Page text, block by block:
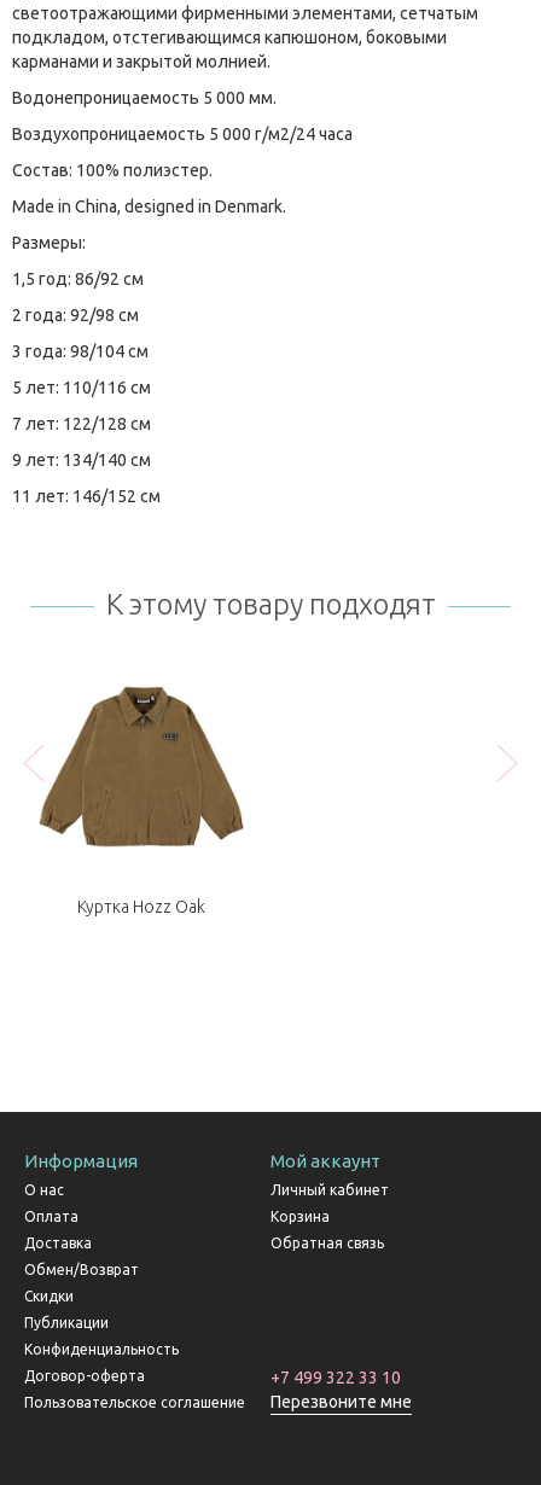
светоотражающими фирменными элементами, сетчатым
подкладом, отстегивающимся капюшоном, боковыми
карманами и закрытой молнией.
Водонепроницаемость 5 000 мм.
Воздухопроницаемость 5 000 г/м2/24 часа
Состав: 100% полиэстер.
Made in China, designed in Denmark.
Размеры:
1,5 год: 86/92 см
2 года: 92/98 см
3 года: 98/104 см
5 лет: 110/116 см
7 лет: 122/128 см
9 лет: 134/140 см
11 лет: 146/152 см
К этому товару подходят
Куртка Hozz Oak
Информация
О нас
Оплата
Доставка
Обмен/Возврат
Скидки
Публикации
Конфиденциальность
Договор-оферта
Пользовательское соглашение
Мой аккаунт
Личный кабинет
Корзина
Обратная связь
+7 499 322 33 10
Перезвоните мне